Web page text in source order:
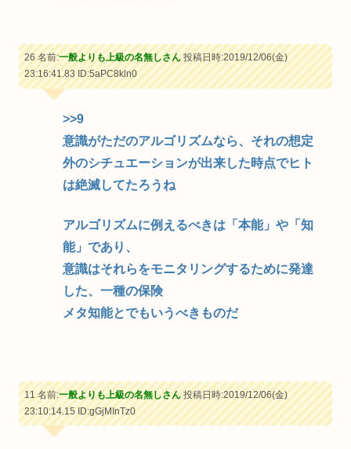
26 名前:一般よりも上級の名無しさん投稿日時:2019/12/06(金)
23:16:41.83ID:5aPC8kln0
>>9
意識がただのアルゴリズムなら、それの想定
外のシチュエーションが出来した時点でヒト
は絶滅してたろうね
アルゴリズムに例えるべきは「本能」や「知
能」であり、
意識はそれらをモニタリングするために発達
した、一種の保険
メタ知能とでもいうべきものだ
11 名前:一般よりも上級の名無しさん投稿日時:2019/12/06(金)
23:10:14.15ID:gGjMInTz0